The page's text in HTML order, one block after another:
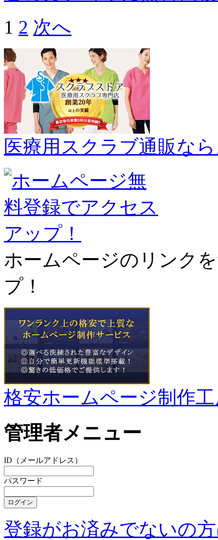
1 2 次へ
医療用スクラブ通販な
ホームページのリンク
プ！
格安ホームページ制作
管理者メニュー
ID（メールアドレス）
パスワード
登録がお済みでないの